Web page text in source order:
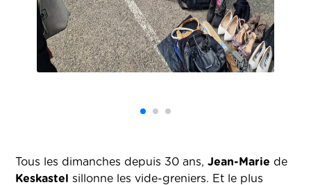
Tous les dimanches depuis 30 ans,Jean-Marie de
Keskastel sillonne les vide-greniers. Et le plus